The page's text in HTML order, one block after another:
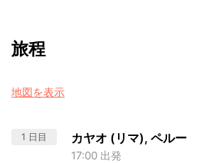
旅程
地図を表示
1 日目 カヤオ (リマ), ペルー
17:00 出発